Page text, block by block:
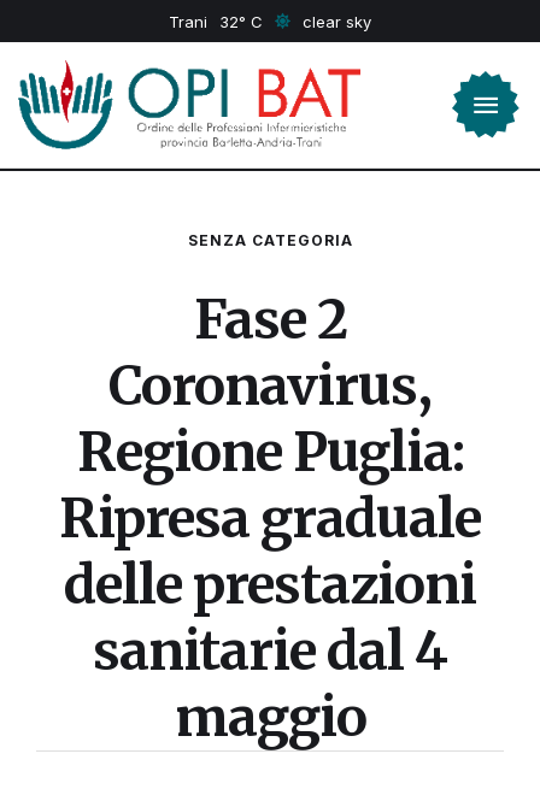
Trani 32 clear sky
SENZA CATEGORIA
Fase 2
Coronavirus,
Regione Puglia:
Ripresa graduale
delle prestazioni
sanitarie dal 4
maggio